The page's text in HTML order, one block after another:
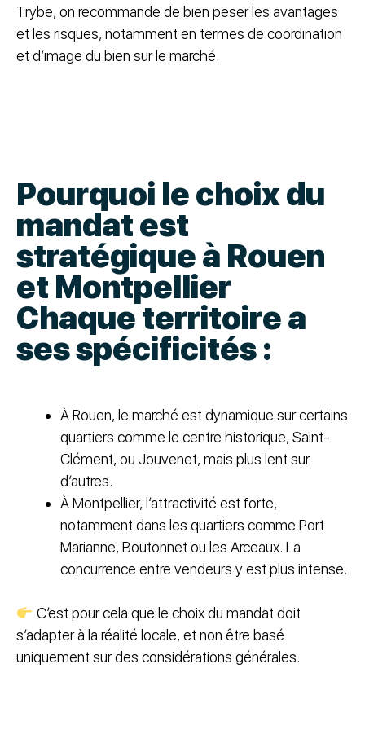
Trybe, on recommande de bien peser les avantages
et les risques, notamment en termes de coordination
et d’image du bien sur le marché.
Pourquoi le choix du
mandat est
stratégique à Rouen
et Montpellier
Chaque territoire a
ses spécificités :
À Rouen, le marché est dynamique sur certains
quartiers comme le centre historique, Saint-
Clément, ou Jouvenet, mais plus lent sur
d’autres.
À Montpellier, l’attractivité est forte,
notamment dans les quartiers comme Port
Marianne, Boutonnet ou les Arceaux. La
concurrence entre vendeurs y est plus intense.
C’est pour cela que le choix du mandat doit
s’adapter à la réalité locale, et non être basé
uniquement sur des considérations générales.